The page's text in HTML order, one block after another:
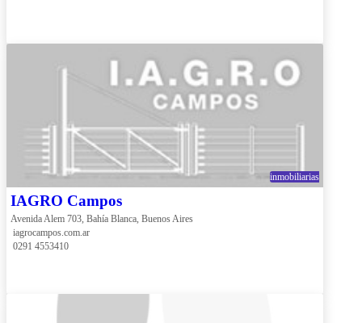
inmobiliarias
IAGRO Campos
Avenida Alem 703, Bahía Blanca, Buenos Aires
iagrocampos.com.ar
0291 4553410